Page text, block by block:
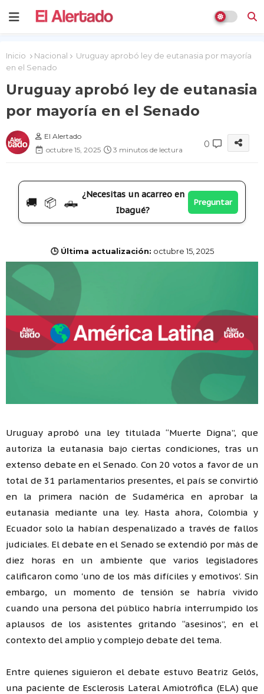
Inicio Nacional
Uruguay aprobó ley de eutanasia por mayoría
en el Senado
Uruguay aprobó ley de eutanasia
por mayoría en el Senado
El Alertado
octubre 15, 2025
3 minutos de lectura
0
🚚 📦 🛻
¿Necesitas un acarreo en
Ibagué?
Preguntar
🕒 Última actualización: octubre 15, 2025
Uruguay aprobó una ley titulada “Muerte Digna”, que
autoriza la eutanasia bajo ciertas condiciones, tras un
extenso debate en el Senado. Con 20 votos a favor de un
total de 31 parlamentarios presentes, el país se convirtió
en la primera nación de Sudamérica en aprobar la
eutanasia mediante una ley. Hasta ahora, Colombia y
Ecuador solo la habían despenalizado a través de fallos
judiciales. El debate en el Senado se extendió por más de
diez horas en un ambiente que varios legisladores
calificaron como 'uno de los más difíciles y emotivos'. Sin
embargo, un momento de tensión se habría vivido
cuando una persona del público habría interrumpido los
aplausos de los asistentes gritando “asesinos”, en el
contexto del amplio y complejo debate del tema.
Entre quienes siguieron el debate estuvo Beatriz Gelós,
una paciente de Esclerosis Lateral Amiotrófica (ELA) que